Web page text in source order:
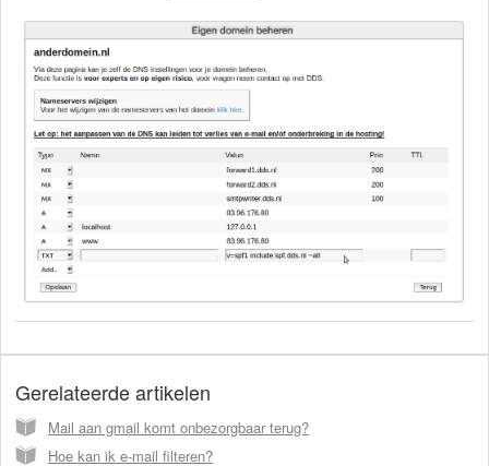
Gerelateerde artikelen
Mail aan gmail komt onbezorgbaar terug?
Hoe kan ik e-mail filteren?